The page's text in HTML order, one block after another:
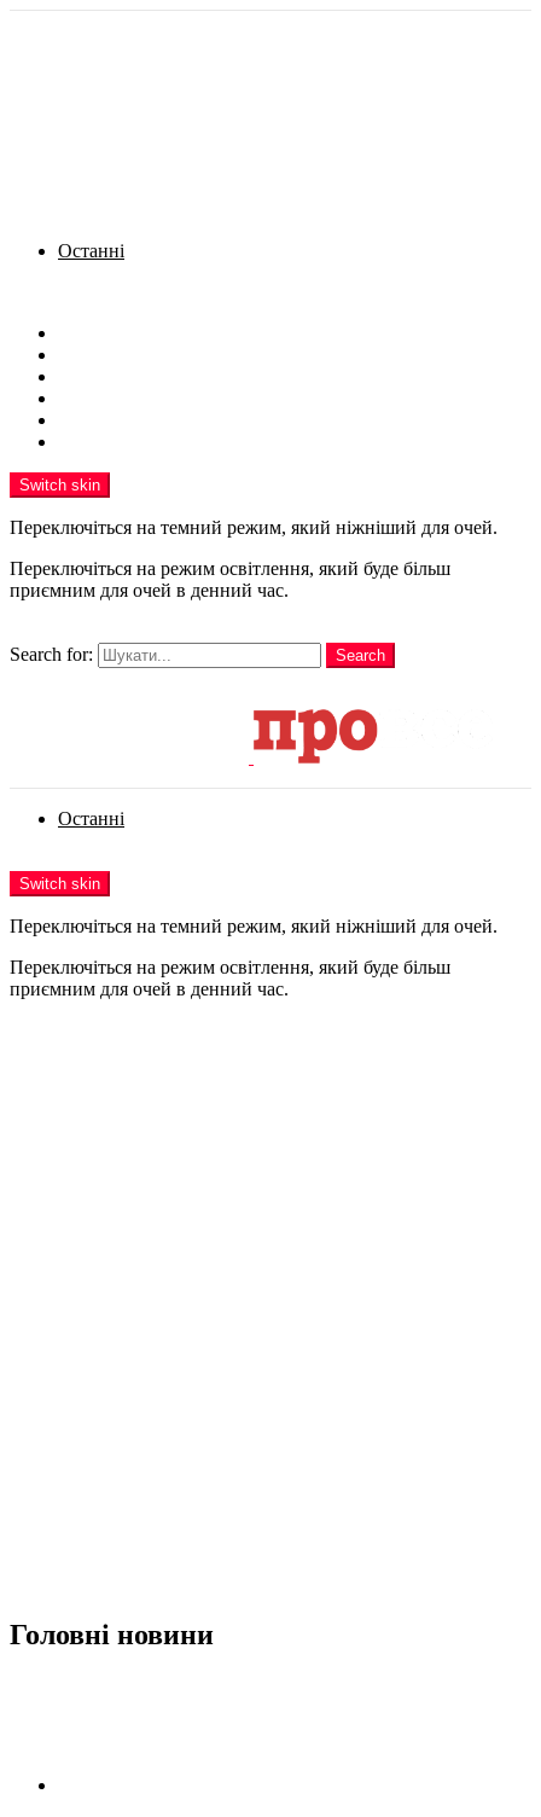
Останні
Switch skin
Переключіться на темний режим, який ніжніший для очей.
Переключіться на режим освітлення, який буде більш
приємним для очей в денний час.
Search for:
Search
Останні
Switch skin
Переключіться на темний режим, який ніжніший для очей.
Переключіться на режим освітлення, який буде більш
приємним для очей в денний час.
Головні новини